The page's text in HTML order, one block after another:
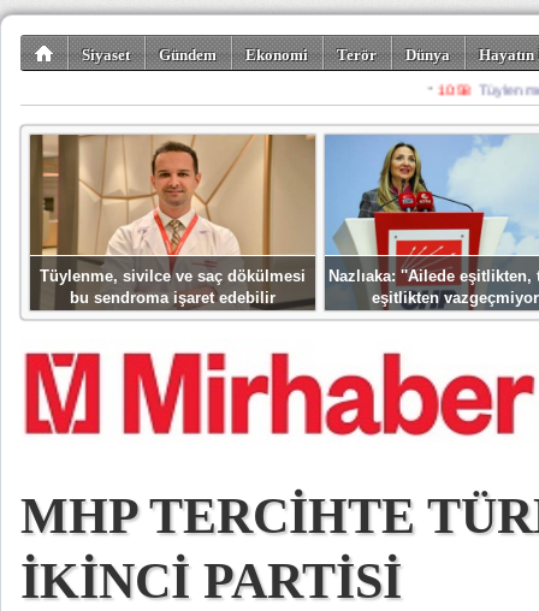
Siyaset Gündem Ekonomi Terör Dünya
Spor Misafir
Tüylenme, sivilce ve saç dökülmesi
bu sendroma işaret edebilir
Nazlıaka: ''Ailede eşitlikten,
eşitlikten
MHP TERCİHTE
İKİNCİ PARTİSİ